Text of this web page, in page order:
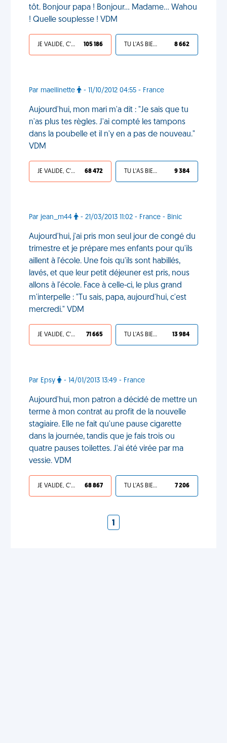
tôt. Bonjour papa ! Bonjour... Madame... Wahou
! Quelle souplesse ! VDM
JE VALIDE, C'EST UNE VDM 105 186 TU L'AS BIEN MÉRITÉ 8 662
Par maellinette - 11/10/2012 04:55 - France
Aujourd'hui, mon mari m'a dit : "Je sais que tu
n'as plus tes règles. J'ai compté les tampons
dans la poubelle et il n'y en a pas de nouveau."
VDM
JE VALIDE, C'EST UNE VDM 68 472 TU L'AS BIEN MÉRITÉ 9 384
Par jean_m44 - 21/03/2013 11:02 - France - Binic
Aujourd'hui, j'ai pris mon seul jour de congé du
trimestre et je prépare mes enfants pour qu'ils
aillent à l'école. Une fois qu'ils sont habillés,
lavés, et que leur petit déjeuner est pris, nous
allons à l'école. Face à celle-ci, le plus grand
m'interpelle : "Tu sais, papa, aujourd'hui, c'est
mercredi." VDM
JE VALIDE, C'EST UNE VDM 71 665 TU L'AS BIEN MÉRITÉ 13 984
Par Epsy - 14/01/2013 13:49 - France
Aujourd'hui, mon patron a décidé de mettre un
terme à mon contrat au profit de la nouvelle
stagiaire. Elle ne fait qu'une pause cigarette
dans la journée, tandis que je fais trois ou
quatre pauses toilettes. J'ai été virée par ma
vessie. VDM
JE VALIDE, C'EST UNE VDM 68 867 TU L'AS BIEN MÉRITÉ 7 206
1